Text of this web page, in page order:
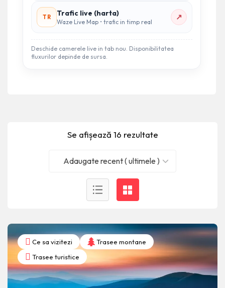
Se afișează 16 rezultate
Adaugate recent ( ultimele )
Ce sa vizitezi
Trasee montane
Trasee turistice
TR Trafic live (harta)
Waze Live Map • trafic in timp real ↗
Deschide camerele live in tab nou. Disponibilitatea
fluxurilor depinde de sursa.